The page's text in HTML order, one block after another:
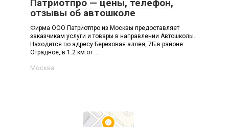
Патриотпро — цены, телефон,
отзывы об автошколе
Фирма ООО Патриотпро из Москвы предоставляет
заказчикам услуги и товары в направлении Автошколы.
Находится по адресу Берёзовая аллея, 7Б в районе
Отрадное, в 1.2 км от ...
Москва